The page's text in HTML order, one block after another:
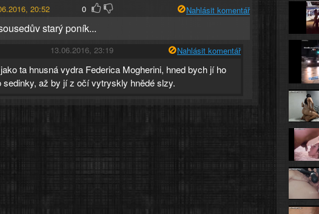
20:52 0 Nahlásit komentář
starý poník...
13.06.2016, 23:19 Nahlásit komentář
ta hnusná vydra Federica Mogherini, hned bych jí ho
sedinky, až by jí z očí vytryskly hnědé slzy.